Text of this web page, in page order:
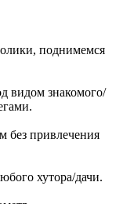
поднимемся
видом знакомого/
без привлечения
хутора/дачи.